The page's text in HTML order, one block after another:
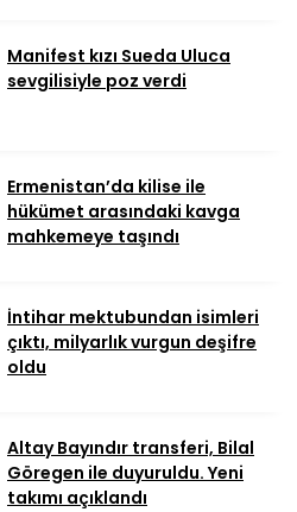
Manifest kızı Sueda Uluca
sevgilisiyle poz verdi
Ermenistan’da kilise ile
hükümet arasındaki kavga
mahkemeye taşındı
İntihar mektubundan isimleri
çıktı, milyarlık vurgun deşifre
oldu
Altay Bayındır transferi, Bilal
Göregen ile duyuruldu. Yeni
takımı açıklandı